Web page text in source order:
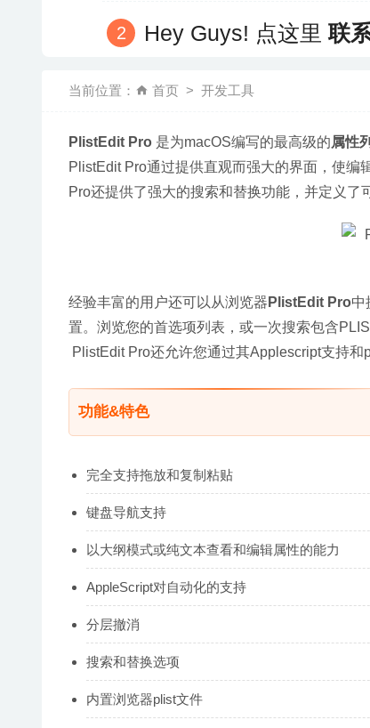
Hey Guys! 点这里联
当前位置： 首页 开发工具
PlistEdit Pro 是为macOS编写的最高级的属性
PlistEdit Pro通过提供直观而强大的界面，使
Pro还提供了强大的搜索和替换功能，并定义了
经验丰富的用户还可以从浏览器 PlistEdit Pro中
置。浏览您的首选项列表，或一次搜索包含
PlistEdit Pro还允许您通过其Applescript支持和
功能&特色
完全支持拖放和复制粘贴
键盘导航支持
以大纲模式或纯文本查看和编辑属性的能力
AppleScript对自动化的支持
分层撤消
搜索和替换选项
内置浏览器plist文件